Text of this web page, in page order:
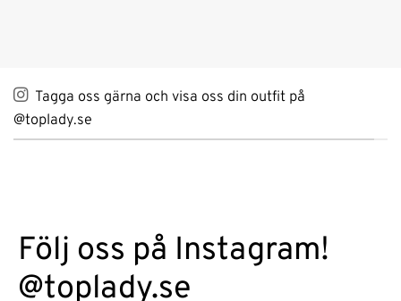
Tagga oss gärna och visa oss din outfit på
@toplady.se
Följ oss på Instagram!
@toplady.se